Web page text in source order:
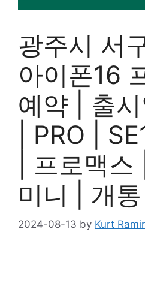
광주시 서
아이폰16
예약 | 출
| PRO |
| 프로맥스
미니 | 개통
2024-08-13 by Kurt